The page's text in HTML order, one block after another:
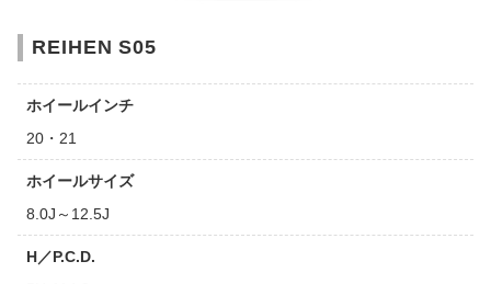
REIHEN S05
ホイールインチ
20・21
ホイールサイズ
8.0J～12.5J
H／P.C.D.